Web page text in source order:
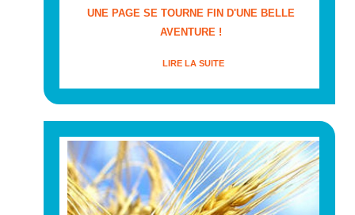
UNE PAGE SE TOURNE FIN D'UNE BELLE
AVENTURE !
LIRE LA SUITE